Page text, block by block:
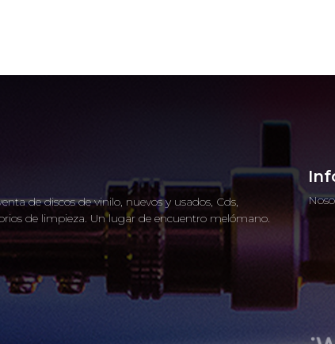
de discos de vinilo, nuevos y usados, Cds,
de limpieza. Un lugar de encuentro melómano.